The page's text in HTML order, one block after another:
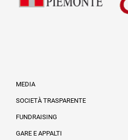
MEDIA
SOCIETÀ TRASPARENTE
FUNDRAISING
GARE E APPALTI